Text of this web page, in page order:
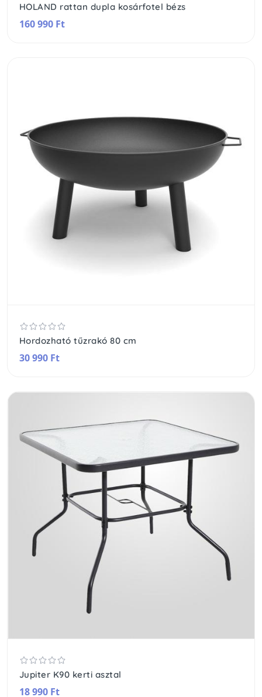
HOLAND rattan dupla kosárfotel bézs
160 990 Ft
Hordozható tűzrakó 80 cm
30 990 Ft
Jupiter K90 kerti asztal
18 990 Ft